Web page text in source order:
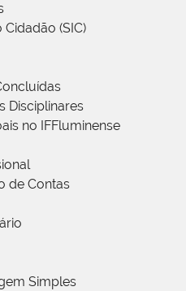
(SIC)
Disciplinares
no IFFluminense
de Contas
Simples